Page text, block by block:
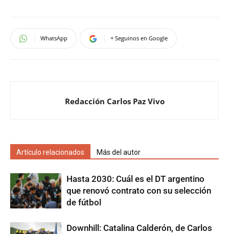
WhatsApp + Seguinos en Google
Redacción Carlos Paz Vivo
Artículo relacionados Más del autor
Hasta 2030: Cuál es el DT argentino
que renovó contrato con su selección
de fútbol
Downhill: Catalina Calderón, de Carlos